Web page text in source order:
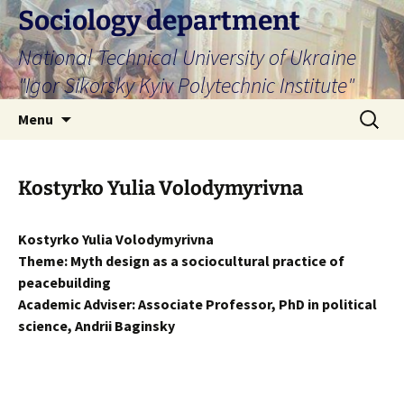
Skip
to
content
Sociology department
National Technical University of Ukraine
"Igor Sikorsky Kyiv Polytechnic Institute"
Menu
Search
for:
Kostyrko Yulia Volodymyrivna
Kostyrko Yulia Volodymyrivna
Theme: Myth design as a sociocultural practice of
peacebuilding
Academic Adviser: Associate Professor, PhD in political
science, Andrii Baginsky